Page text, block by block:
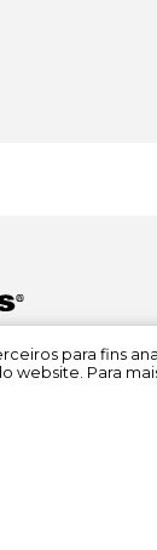
para fins
website. Para